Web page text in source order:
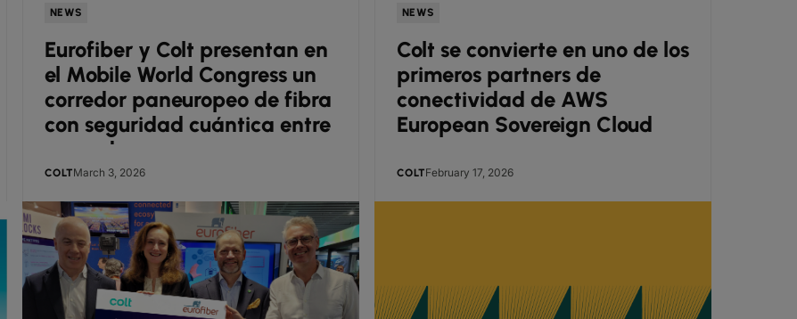
NEWS
Eurofiber y Colt presentan en
el Mobile World Congress un
corredor paneuropeo de fibra
con seguridad cuántica entre
operadores
COLTMarch 3, 2026
NEWS
Colt se convierte en uno de los
primeros partners de
conectividad de AWS
European Sovereign Cloud
COLTFebruary 17, 2026